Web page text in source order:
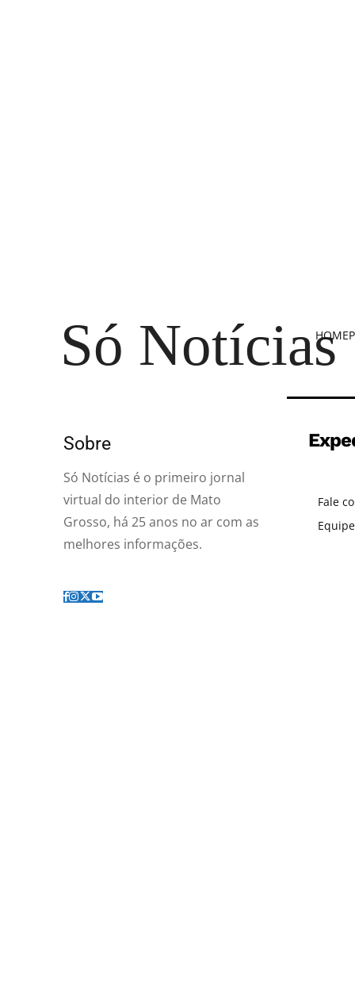
Só Notícias
HOME
Sobre
Só Notícias é o primeiro jornal
virtual do interior de Mato
Grosso, há 25 anos no ar com as
melhores informações.
Fale
Equipe